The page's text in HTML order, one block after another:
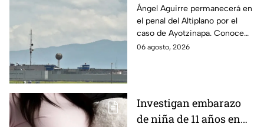
permanecerá Ángel
Aguirre por caso
Ayotzinapa
Ángel Aguirre permanecerá en
el penal del Altiplano por el
caso de Ayotzinapa. Conoce
dónde está, cómo es esta
06 agosto, 2026
Investigan embarazo
de niña de 11 años en